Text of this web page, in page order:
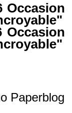
Occasion
Occasion